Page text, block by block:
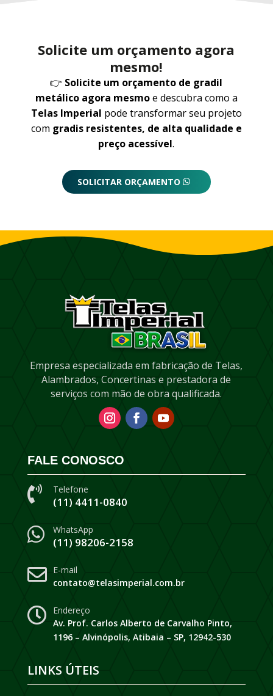
Solicite um orçamento agora
mesmo!
👉 Solicite um orçamento de gradil
metálico agora mesmoe descubra como a
Telas Imperial pode transformar seu projeto
com gradis resistentes, de alta qualidade e
preço acessível.
SOLICITAR ORÇAMENTO
Empresa especializada em fabricação de Telas,
Alambrados, Concertinas e prestadora de
serviços com mão de obra qualificada.
FALE CONOSCO
 Telefone
(11) 4411-0840
 WhatsApp
(11) 98206-2158
 E-mail
contato@telasimperial.com.br

Endereço
Av. Prof. Carlos Alberto de Carvalho Pinto,
1196 – Alvinópolis, Atibaia – SP, 12942-530
LINKS ÚTEIS